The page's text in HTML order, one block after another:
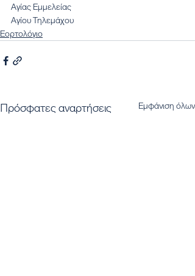
Αγίας Εμμελείας
Αγίου Τηλεμάχου
Εορτολόγιο
Πρόσφατες αναρτήσεις Εμφάνιση όλων